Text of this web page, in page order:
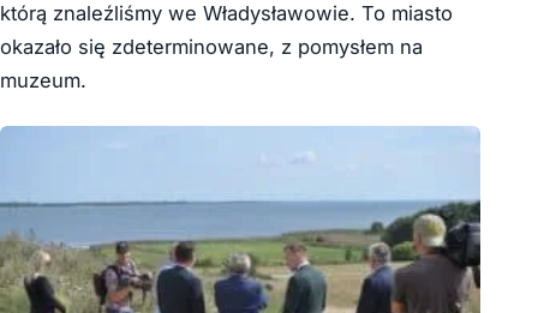
którą znaleźliśmy we Władysławowie. To miasto
okazało się zdeterminowane, z pomysłem na
muzeum.